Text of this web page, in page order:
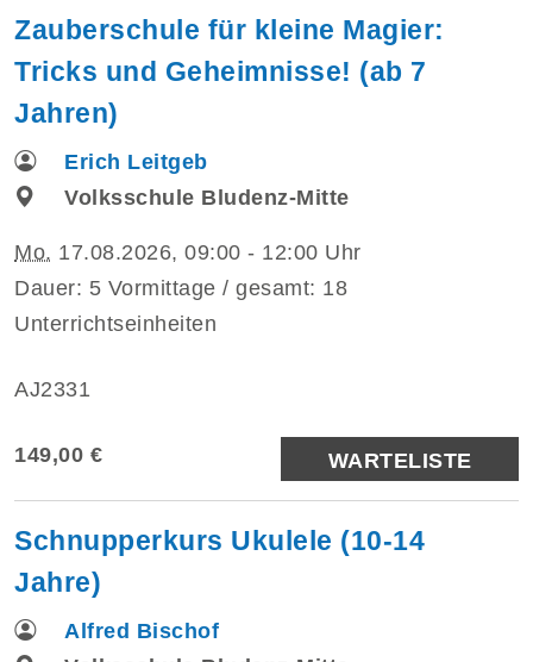
Zauberschule für kleine Magier:
Tricks und Geheimnisse! (ab 7
Jahren)
Erich Leitgeb
Volksschule Bludenz-Mitte
Mo. 17.08.2026, 09:00 - 12:00 Uhr
Dauer: 5 Vormittage / gesamt: 18
Unterrichtseinheiten
AJ2331
149,00 € WARTELISTE
Schnupperkurs Ukulele (10-14
Jahre)
Alfred Bischof